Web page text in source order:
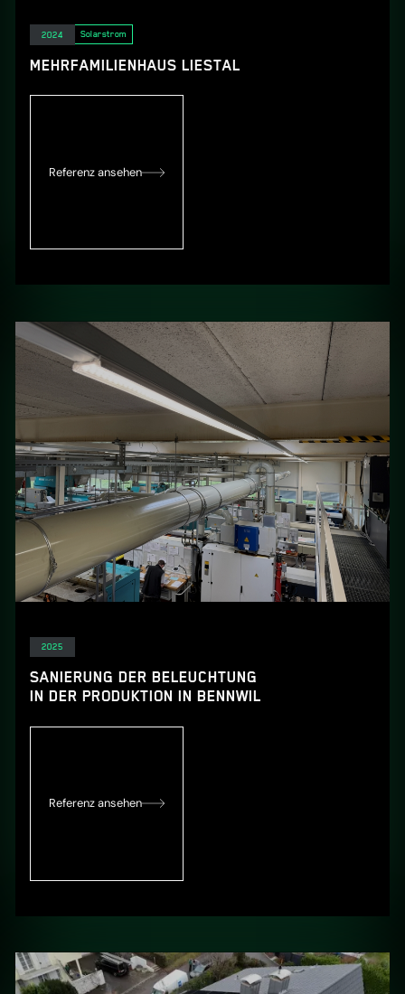
Elektro Solarstrom
MEHRFAMILIENHAUS LIESTAL
Referenz ansehen
2024
Elektro
SANIERUNG DER BELEUCHTUNG
IN DER PRODUKTION IN BENNWIL
Referenz ansehen
2025